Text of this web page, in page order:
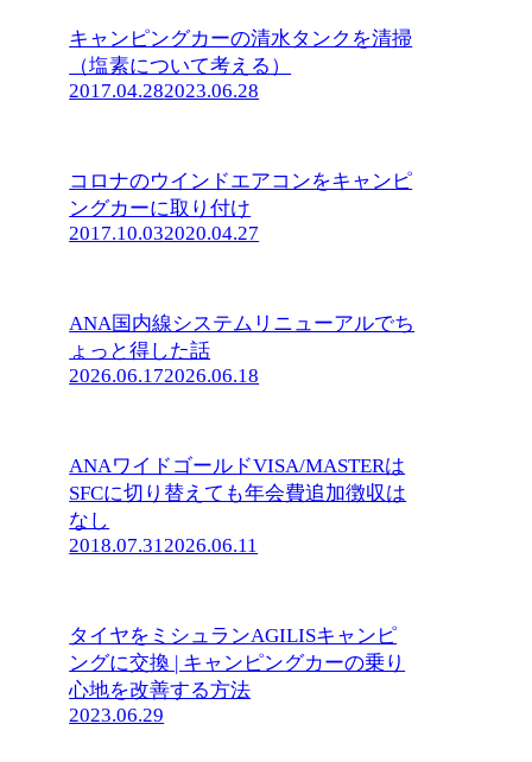
キャンピングカーの清水タンクを清掃
（塩素について考える）
2017.04.282023.06.28
コロナのウインドエアコンをキャンピ
ングカーに取り付け
2017.10.032020.04.27
ANA国内線システムリニューアルでち
ょっと得した話
2026.06.172026.06.18
ANAワイドゴールドVISA/MASTERは
SFCに切り替えても年会費追加徴収は
なし
2018.07.312026.06.11
タイヤをミシュランAGILISキャンピ
ングに交換 | キャンピングカーの乗り
心地を改善する方法
2023.06.29